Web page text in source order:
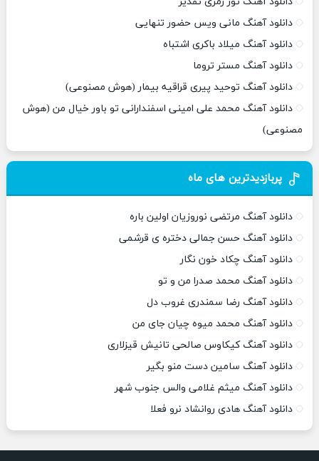
دانلود آهنگ مانی ویس حضور تنهایی
دانلود آهنگ میلاد باکری اشتباه
دانلود آهنگ مستر تروما
دانلود آهنگ توحید پیری قراقیه بیمار (هوش مصنوعی)
دانلود آهنگ محمد علی امینی اسفندارانی تو باور خیال من (هوش
مصنوعی)
پربازدیدترین های ماه
دانلود آهنگ مرتضی نوروزیان اولین باره
دانلود آهنگ حسن جمالی دختره ی قرشمی
دانلود آهنگ چکاد خون نگار
دانلود آهنگ محمد صدرا من و تو
دانلود آهنگ رضا سمندری غروب دل
دانلود آهنگ محمد میوه چیان جای من
دانلود آهنگ کیکاوس صالحی تانیش قیزلاری
دانلود آهنگ سامین دست منو بگیر
دانلود آهنگ میثم غلامی والس جنوب شهر
دانلود آهنگ هادی روانشاد نرو فعلا